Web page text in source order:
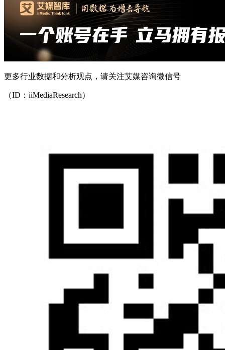
更多行业数据和分析观点，请关注艾媒咨询微信号
（ID：iiMediaResearch）